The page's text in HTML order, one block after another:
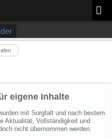
eigene Inhalte
mit Sorgfalt und nach bestem
Aktualität, Vollständigkeit und
nicht übernommen werden.